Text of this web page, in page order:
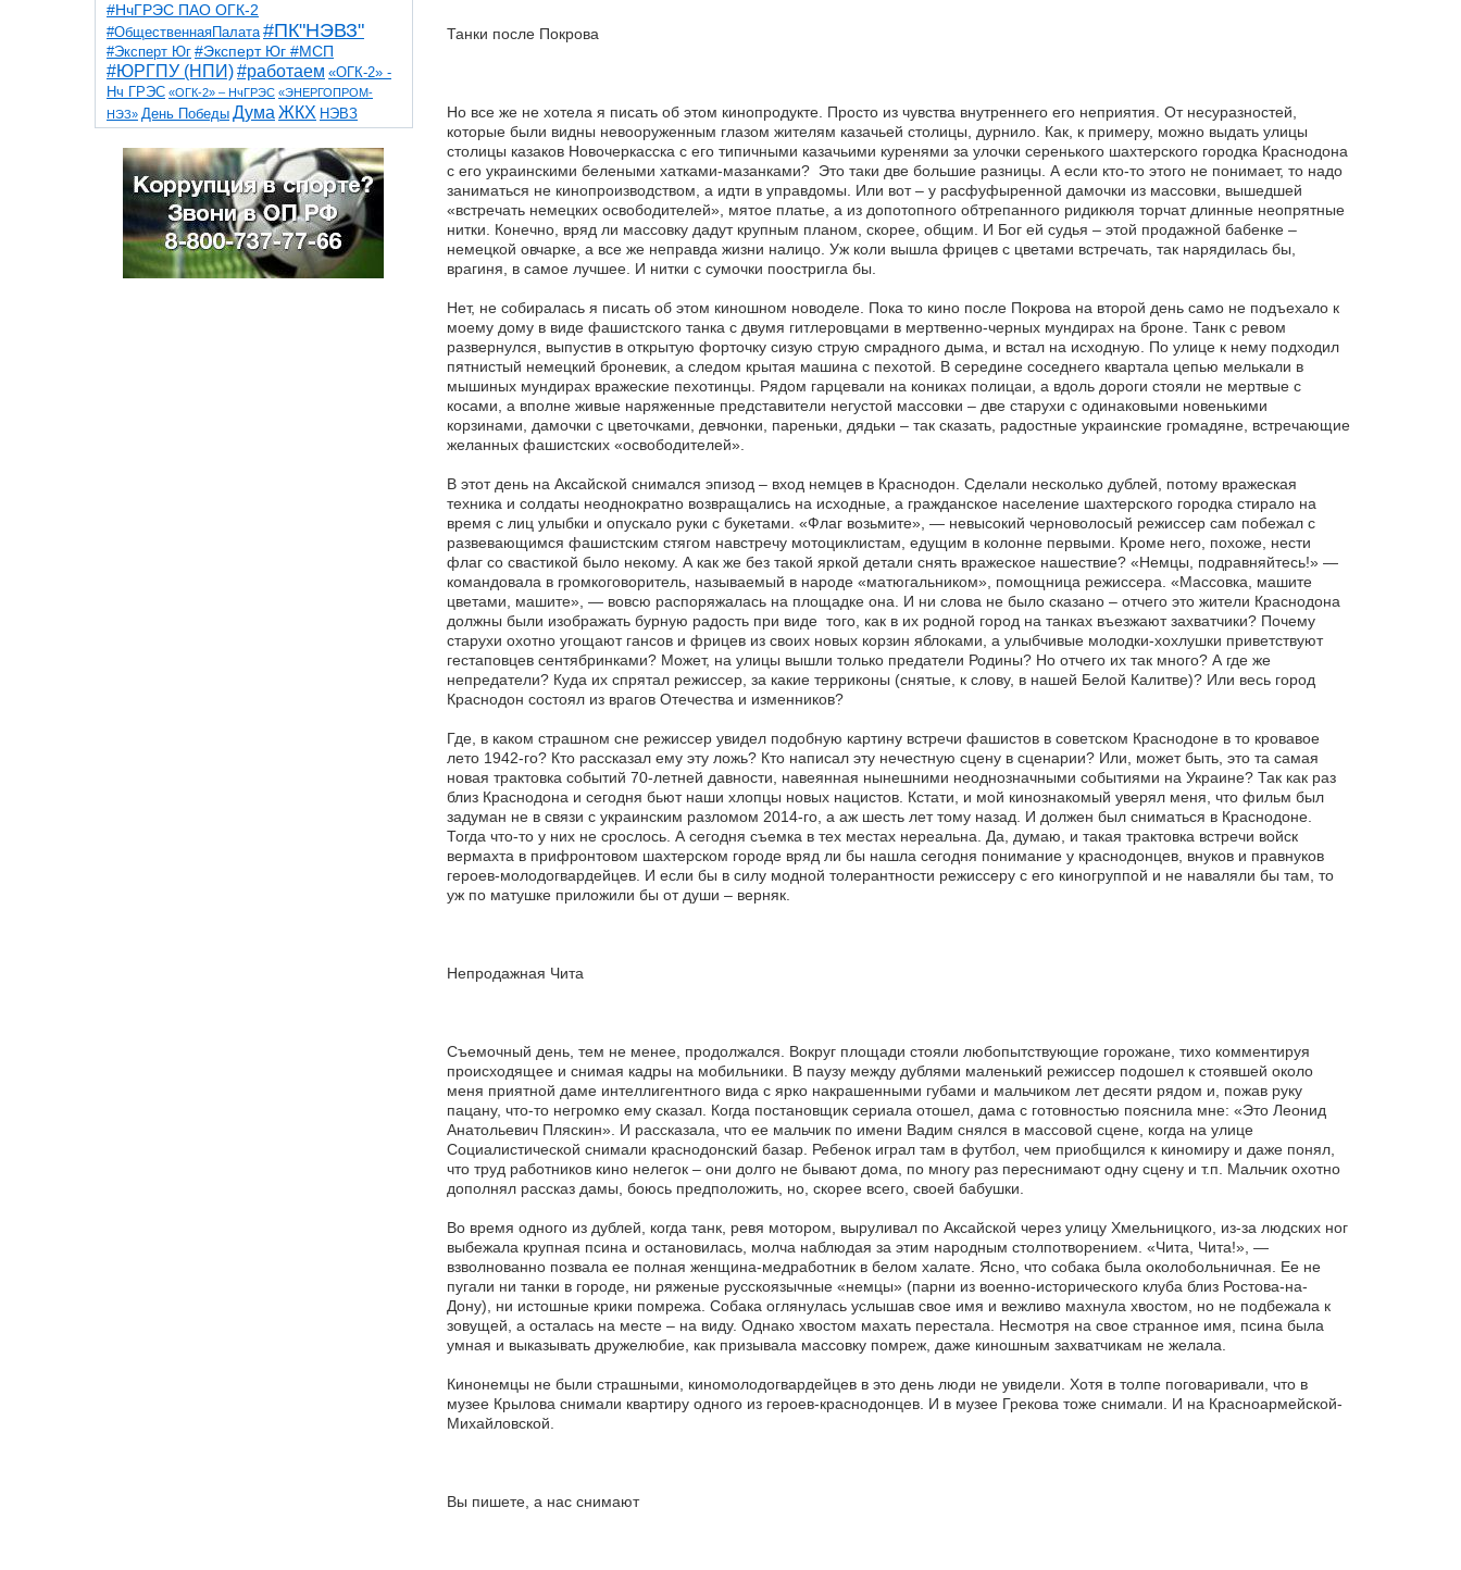
#НчГРЭС ПАО ОГК-2
#ОбщественнаяПалата #ПК"НЭВЗ"
#Эксперт Юг #Эксперт Юг #МСП
#ЮРГПУ (НПИ)#работаем «ОГК-2» -
Нч ГРЭС «ОГК-2» – НчГРЭС «ЭНЕРГОПРОМ-
НЭЗ» День Победы Дума ЖКХ НЭВЗ
НчГРЭС ТНТ
благоустройствоветераны выборы
детидороги казаки коррупция космос
общественная палата парк пожар роща
спорт театр транспорт художники
Танки после Покрова
Но все же не хотела я писать об этом кинопродукте. Просто из чувства внутреннего его неприятия. От несуразностей,
которые были видны невооруженным глазом жителям казачьей столицы, дурнило. Как, к примеру, можно выдать улицы
столицы казаков Новочеркасска с его типичными казачьими куренями за улочки серенького шахтерского городка Краснодона
с его украинскими белеными хатками-мазанками? Это таки две большие разницы. А если кто-то этого не понимает, то надо
заниматься не кинопроизводством, а идти в управдомы. Или вот – у расфуфыренной дамочки из массовки, вышедшей
«встречать немецких освободителей», мятое платье, а из допотопного обтрепанного ридикюля торчат длинные неопрятные
нитки. Конечно, вряд ли массовку дадут крупным планом, скорее, общим. И Бог ей судья – этой продажной бабенке –
немецкой овчарке, а все же неправда жизни налицо. Уж коли вышла фрицев с цветами встречать, так нарядилась бы,
врагиня, в самое лучшее. И нитки с сумочки поостригла бы.
Нет, не собиралась я писать об этом киношном новоделе. Пока то кино после Покрова на второй день само не подъехало к
моему дому в виде фашистского танка с двумя гитлеровцами в мертвенно-черных мундирах на броне. Танк с ревом
развернулся, выпустив в открытую форточку сизую струю смрадного дыма, и встал на исходную. По улице к нему подходил
пятнистый немецкий броневик, а следом крытая машина с пехотой. В середине соседнего квартала цепью мелькали в
мышиных мундирах вражеские пехотинцы. Рядом гарцевали на кониках полицаи, а вдоль дороги стояли не мертвые с
косами, а вполне живые наряженные представители негустой массовки – две старухи с одинаковыми новенькими
корзинами, дамочки с цветочками, девчонки, пареньки, дядьки – так сказать, радостные украинские громадяне, встречающие
желанных фашистских «освободителей».
В этот день на Аксайской снимался эпизод – вход немцев в Краснодон. Сделали несколько дублей, потому вражеская
техника и солдаты неоднократно возвращались на исходные, а гражданское население шахтерского городка стирало на
время с лиц улыбки и опускало руки с букетами. «Флаг возьмите», — невысокий черноволосый режиссер сам побежал с
развевающимся фашистским стягом навстречу мотоциклистам, едущим в колонне первыми. Кроме него, похоже, нести
флаг со свастикой было некому. А как же без такой яркой детали снять вражеское нашествие? «Немцы, подравняйтесь!» —
командовала в громкоговоритель, называемый в народе «матюгальником», помощница режиссера. «Массовка, машите
цветами, машите», — вовсю распоряжалась на площадке она. И ни слова не было сказано – отчего это жители Краснодона
должны были изображать бурную радость при виде того, как в их родной город на танках въезжают захватчики? Почему
старухи охотно угощают гансов и фрицев из своих новых корзин яблоками, а улыбчивые молодки-хохлушки приветствуют
гестаповцев сентябринками? Может, на улицы вышли только предатели Родины? Но отчего их так много? А где же
непредатели? Куда их спрятал режиссер, за какие терриконы (снятые, к слову, в нашей Белой Калитве)? Или весь город
Краснодон состоял из врагов Отечества и изменников?
Где, в каком страшном сне режиссер увидел подобную картину встречи фашистов в советском Краснодоне в то кровавое
лето 1942-го? Кто рассказал ему эту ложь? Кто написал эту нечестную сцену в сценарии? Или, может быть, это та самая
новая трактовка событий 70-летней давности, навеянная нынешними неоднозначными событиями на Украине? Так как раз
близ Краснодона и сегодня бьют наши хлопцы новых нацистов. Кстати, и мой кинознакомый уверял меня, что фильм был
задуман не в связи с украинским разломом 2014-го, а аж шесть лет тому назад. И должен был сниматься в Краснодоне.
Тогда что-то у них не срослось. А сегодня съемка в тех местах нереальна. Да, думаю, и такая трактовка встречи войск
вермахта в прифронтовом шахтерском городе вряд ли бы нашла сегодня понимание у краснодонцев, внуков и правнуков
героев-молодогвардейцев. И если бы в силу модной толерантности режиссеру с его киногруппой и не наваляли бы там, то
уж по матушке приложили бы от души – верняк.
Непродажная Чита
Съемочный день, тем не менее, продолжался. Вокруг площади стояли любопытствующие горожане, тихо комментируя
происходящее и снимая кадры на мобильники. В паузу между дублями маленький режиссер подошел к стоявшей около
меня приятной даме интеллигентного вида с ярко накрашенными губами и мальчиком лет десяти рядом и, пожав руку
пацану, что-то негромко ему сказал. Когда постановщик сериала отошел, дама с готовностью пояснила мне: «Это Леонид
Анатольевич Пляскин». И рассказала, что ее мальчик по имени Вадим снялся в массовой сцене, когда на улице
Социалистической снимали краснодонский базар. Ребенок играл там в футбол, чем приобщился к киномиру и даже понял,
что труд работников кино нелегок – они долго не бывают дома, по многу раз переснимают одну сцену и т.п. Мальчик охотно
дополнял рассказ дамы, боюсь предположить, но, скорее всего, своей бабушки.
Во время одного из дублей, когда танк, ревя мотором, выруливал по Аксайской через улицу Хмельницкого, из-за людских ног
выбежала крупная псина и остановилась, молча наблюдая за этим народным столпотворением. «Чита, Чита!», —
взволнованно позвала ее полная женщина-медработник в белом халате. Ясно, что собака была околобольничная. Ее не
пугали ни танки в городе, ни ряженые русскоязычные «немцы» (парни из военно-исторического клуба близ Ростова-на-
Дону), ни истошные крики помрежа. Собака оглянулась услышав свое имя и вежливо махнула хвостом, но не подбежала к
зовущей, а осталась на месте – на виду. Однако хвостом махать перестала. Несмотря на свое странное имя, псина была
умная и выказывать дружелюбие, как призывала массовку помреж, даже киношным захватчикам не желала.
Кинонемцы не были страшными, киномолодогвардейцев в это день люди не увидели. Хотя в толпе поговаривали, что в
музее Крылова снимали квартиру одного из героев-краснодонцев. И в музее Грекова тоже снимали. И на Красноармейской-
Михайловской.
Вы пишете, а нас снимают